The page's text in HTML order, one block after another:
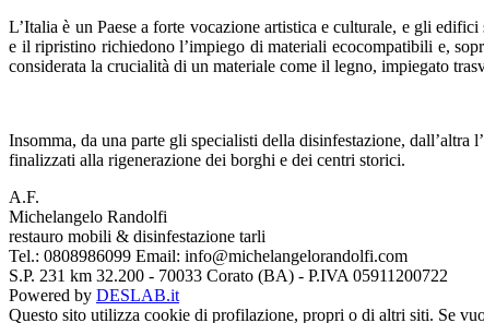
L’Italia è un Paese a forte vocazione artistica e culturale, e gli
e il ripristino richiedono l’impiego di materiali ecocompatibili e,
considerata la crucialità di un materiale come il legno, impiegato
Insomma, da una parte gli specialisti della disinfestazione,
finalizzati alla rigenerazione dei borghi e dei centri storici.
A.F.
Michelangelo Randolfi
restauro mobili & disinfestazione tarli
Tel.: 0808986099 Email: info@michelangelorandolfi.com
S.P. 231 km 32.200 - 70033 Corato (BA) - P.IVA 05911200722
Powered by DESLAB.it
Questo sito utilizza cookie di profilazione, propri o di altri siti. Se